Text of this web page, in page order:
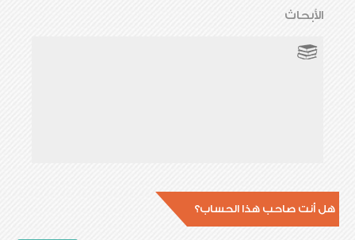
الأبحاث
هل أنت صاحب هذا الحساب؟